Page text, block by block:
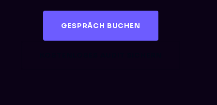
GESPRÄCH BUCHEN